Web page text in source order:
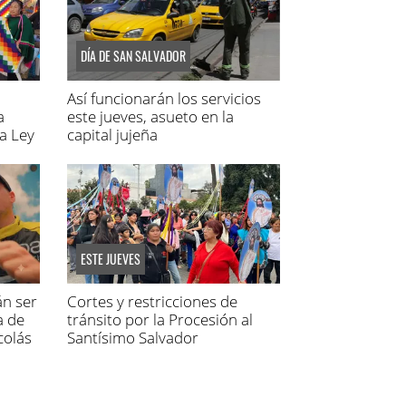
Ley
DÍA DE SAN SALVADOR
Así funcionarán los servicios
este jueves, asueto en la
capital jujeña
ser
de
ESTE JUEVES
Cortes y restricciones de
tránsito por la Procesión al
Santísimo Salvador